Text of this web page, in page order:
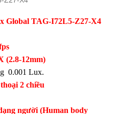
Global TAG-I72L5-Z27-X4
(2.8-12mm)
0.001 Lux.
2 chiều
người (Human body